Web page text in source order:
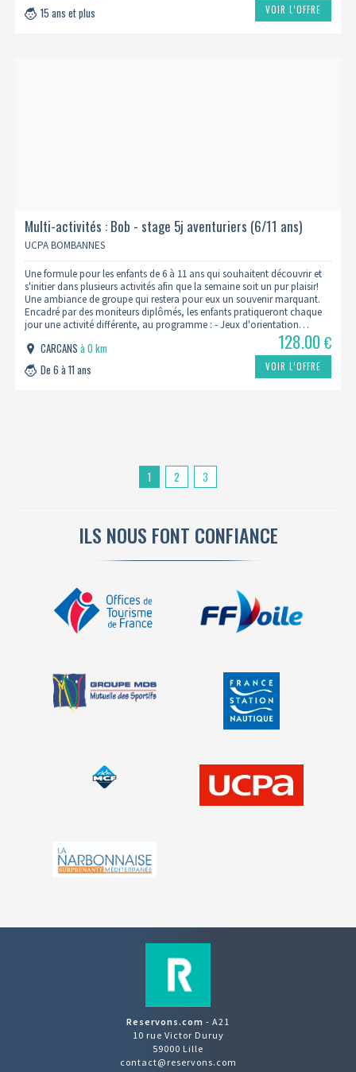
15 ans et plus
VOIR L’OFFRE
Multi-activités : Bob - stage 5j aventuriers (6/11 ans)
UCPA BOMBANNES
Une formule pour les enfants de 6 à 11 ans qui souhaitent découvrir et
s'initier dans plusieurs activités afin que la semaine soit un pur plaisir!
Une ambiance de groupe qui restera pour eux un souvenir marquant.
Encadré par des moniteurs diplômés, les enfants pratiqueront chaque
jour une activité différente, au programme : - Jeux d'orientation…
CARCANSà 0 km
De 6 à 11 ans
128.00€
VOIR L’OFFRE
1 2 3
ILS NOUS FONT CONFIANCE
Reservons.com - A21
10 rue Victor Duruy
59000 Lille
contact@reservons.com